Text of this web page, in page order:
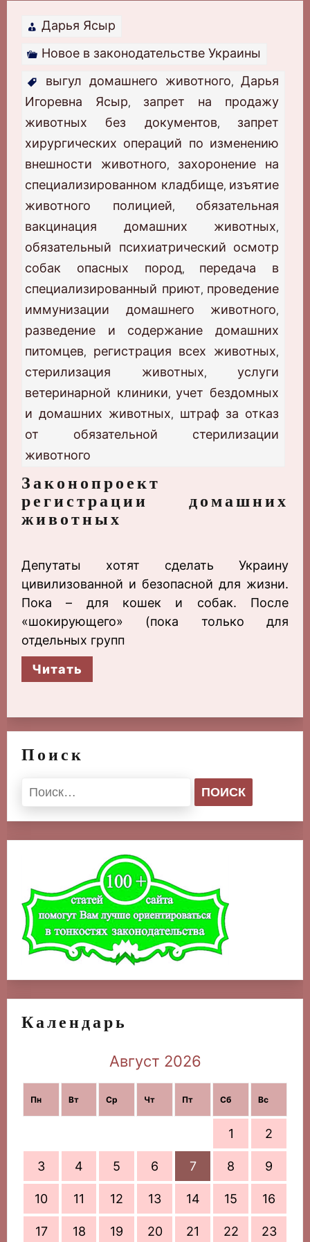
Дарья Ясыр
Новое в законодательстве Украины
выгул домашнего животного, Дарья
Игоревна Ясыр, запрет на продажу
животных без документов, запрет
хирургических операций по изменению
внешности животного, захоронение на
специализированном кладбище, изъятие
животного полицией, обязательная
вакцинация домашних животных,
обязательный психиатрический осмотр
собак опасных пород, передача в
специализированный приют, проведение
иммунизации домашнего животного,
разведение и содержание домашних
питомцев, регистрация всех животных,
стерилизация животных, услуги
ветеринарной клиники,учет бездомных
и домашних животных, штраф за отказ
от обязательной стерилизации
животного
Законопроект
регистрации домашних
животных
Депутаты хотят сделать Украину
цивилизованной и безопасной для жизни.
Пока – для кошек и собак. После
«шокирующего» (пока только для
отдельных групп
Читать
Поиск
Найти:
Календарь
Август 2026
Пн Вт Ср Чт Пт Сб Вс
1 2
3 4 5 6 7 8 9
10 11 12 13 14 15 16
17 18 19 20 21 22 23